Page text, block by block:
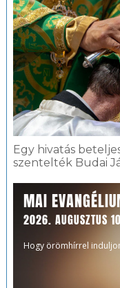
Egy hivatás
szentelték Budai
MAI
2026. AUGUSZTUS
Hogy örömhírrel